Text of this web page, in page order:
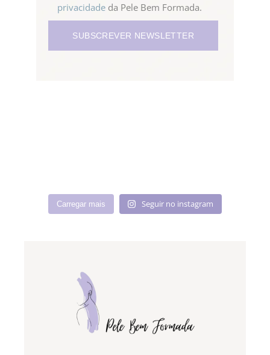
privacidade da Pele Bem Formada.
SUBSCREVER NEWSLETTER
Carregar mais Seguir no instagram